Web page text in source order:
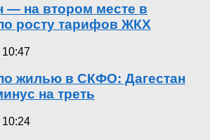
— на втором месте в
росту тарифов ЖКХ
жилью в СКФО: Дагестан
на треть
10:24